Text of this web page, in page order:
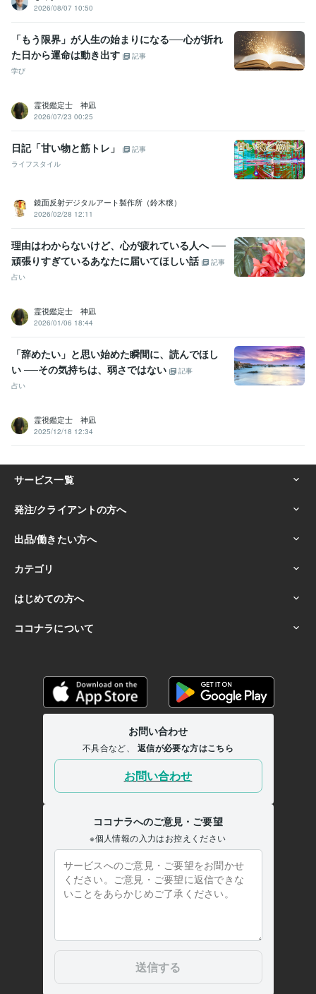
2026/08/07 10:50
「もう限界」が人生の始まりになる──心が折れ
た日から運命は動き出す
記事
学び
霊視鑑定士 神凪
2026/07/23 00:25
日記「甘い物と筋トレ」
記事
ライフスタイル
鏡面反射デジタルアート製作所（鈴木穣）
2026/02/28 12:11
理由はわからないけど、心が疲れている人へ ──
頑張りすぎているあなたに届いてほしい話
記事
占い
霊視鑑定士 神凪
2026/01/06 18:44
「辞めたい」と思い始めた瞬間に、読んでほし
い ──その気持ちは、弱さではない
記事
占い
霊視鑑定士 神凪
2025/12/18 12:34